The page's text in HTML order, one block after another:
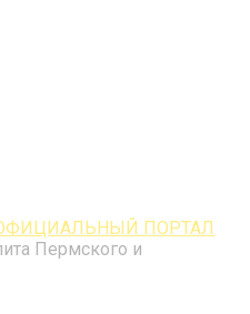
ПОРТАЛ
Пермского и